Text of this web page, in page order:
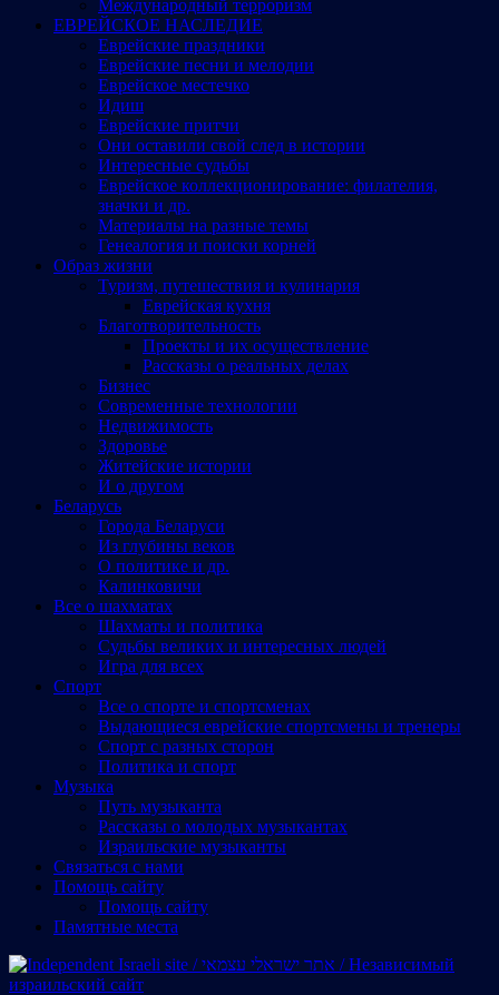
Международный терроризм
ЕВРЕЙСКОЕ НАСЛЕДИЕ
Еврейские праздники
Еврейские песни и мелодии
Еврейское местечко
Идиш
Еврейские притчи
Они оставили свой след в истории
Интересные судьбы
Еврейское коллекционирование: филателия,
значки и др.
Материалы на разные темы
Генеалогия и поиски корней
Образ жизни
Туризм, путешествия и кулинария
Еврейская кухня
Благотворительность
Проекты и их осуществление
Рассказы о реальных делах
Бизнес
Современные технологии
Недвижимость
Здоровье
Житейские истории
И о другом
Беларусь
Города Беларуси
Из глубины веков
О политике и др.
Калинковичи
Все о шахматах
Шахматы и политика
Судьбы великих и интересных людей
Игра для всех
Спорт
Все о спорте и спортсменах
Выдающиеся еврейские спортсмены и тренеры
Спорт с разных сторон
Политика и спорт
Музыка
Путь музыканта
Рассказы о молодых музыкантах
Израильские музыканты
Cвязаться с нами
Помощь сайту
Помощь сайту
Памятные места